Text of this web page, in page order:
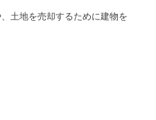
土地を売却するために建物を